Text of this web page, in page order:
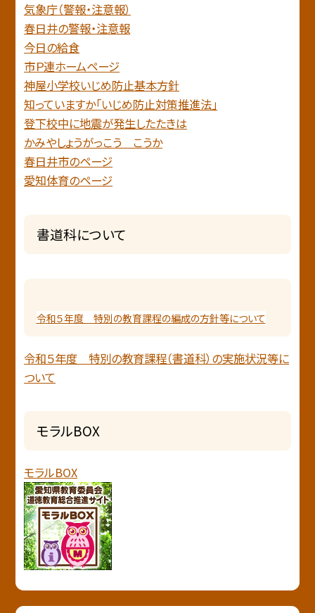
気象庁（警報・注意報）
春日井の警報・注意報
今日の給食
市Ｐ連ホームページ
神屋小学校いじめ防止基本方針
知っていますか「いじめ防止対策推進法」
登下校中に地震が発生したたきは
かみやしょうがっこう こうか
春日井市のページ
愛知体育のページ
書道科について
令和５年度 特別の教育課程の編成の方針等について
令和５年度 特別の教育課程（書道科）の実施状況等に
ついて
モラルBOX
モラルBOX